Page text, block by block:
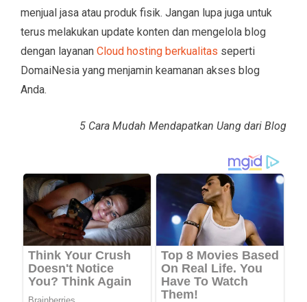
menjual jasa atau produk fisik. Jangan lupa juga untuk
terus melakukan update konten dan mengelola blog
dengan layanan Cloud hosting berkualitas seperti
DomaiNesia yang menjamin keamanan akses blog
Anda.
5 Cara Mudah Mendapatkan Uang dari Blog